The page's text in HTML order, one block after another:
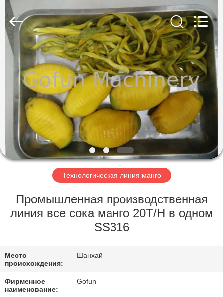
ДОМ
ПРОДУКТЫ
РОЛИКИ
VR
-
ПУТЕШЕСТВИЕ
ФАБРИКИ
Gofun
Machinery
Co.,
Ltd..
Rights
Reserved.
Технологическая линия манго
Промышленная производственная
линия все сока манго 20T/H в одном
SS316
Место
происхождения:
Шанхай
Фирменное
наименование:
Gofun